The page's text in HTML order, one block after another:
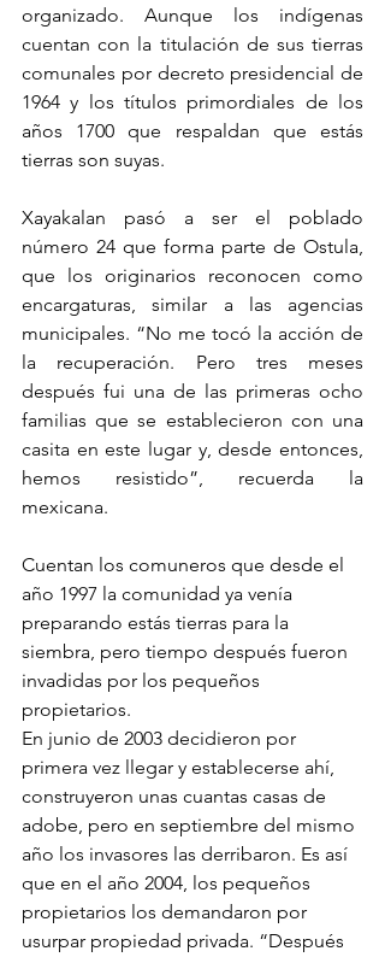
organizado. Aunque los indígenas
cuentan con la titulación de sus tierras
comunales por decreto presidencial de
1964 y los títulos primordiales de los
años 1700 que respaldan que estás
tierras son suyas.
Xayakalan pasó a ser el poblado
número 24 que forma parte de Ostula,
que los originarios reconocen como
encargaturas, similar a las agencias
municipales. “No me tocó la acción de
la recuperación. Pero tres meses
después fui una de las primeras ocho
familias que se establecieron con una
casita en este lugar y, desde entonces,
hemos resistido”, recuerda la
mexicana.
Cuentan los comuneros que desde el
año 1997 la comunidad ya venía
preparando estás tierras para la
siembra, pero tiempo después fueron
invadidas por los pequeños
propietarios.
En junio de 2003 decidieron por
primera vez llegar y establecerse ahí,
construyeron unas cuantas casas de
adobe, pero en septiembre del mismo
año los invasores las derribaron. Es así
que en el año 2004, los pequeños
propietarios los demandaron por
usurpar propiedad privada. “Después